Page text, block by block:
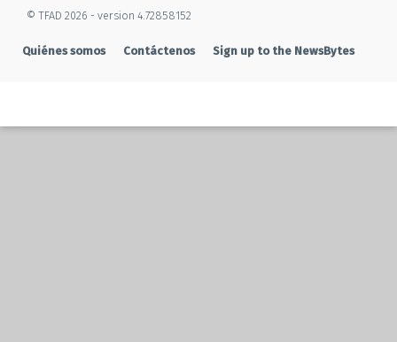
© TFAD 2026 - version 4.72858152
Quiénes somos Contáctenos Sign up to the NewsBytes